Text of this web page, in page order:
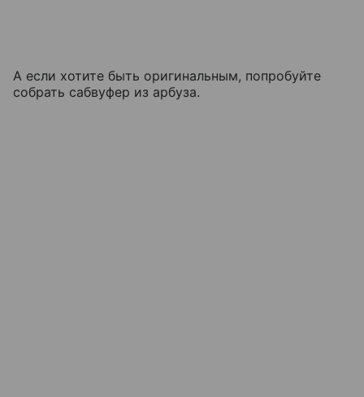
А если хотите быть оригинальным, попробуйте
собрать сабвуфер из арбуза.